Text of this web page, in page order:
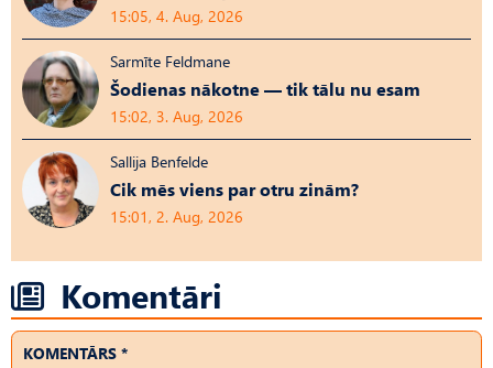
15:05, 4. Aug, 2026
Sarmīte Feldmane
Šodienas nākotne — tik tālu nu esam
15:02, 3. Aug, 2026
Sallija Benfelde
Cik mēs viens par otru zinām?
15:01, 2. Aug, 2026
Komentāri
KOMENTĀRS *